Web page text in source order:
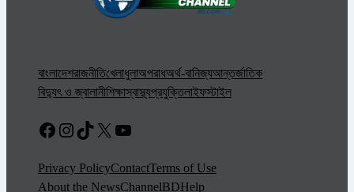
বাংলাদেশরাজনীতিখেলাধুলাঅপরাধঅর্থ-বানিজ্যআন্তর্জাতিক
বিদ্যুৎ ও জ্বালানীশিক্ষাস্বাস্থ্যপ্রযুক্তিলাইফস্টাইল
Facebook
Instagram
TikTok
X YouTube
Privacy PolicyContactTerms of Use
About the NewsChannelBDHelp